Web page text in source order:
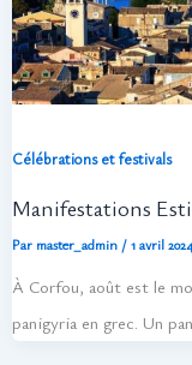
Célébrations et festivals
Manifestations
Par master_admin / 1 avril 2024
À Corfou, août est le
panigyria en grec. Un